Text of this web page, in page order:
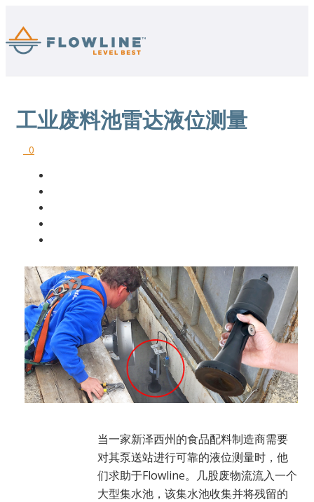
工业废料池雷达液位测量
0
当一家新泽西州的食品配料制造商需要
对其泵送站进行可靠的液位测量时，他
们求助于Flowline。几股废物流流入一个
大型集水池，该集水池收集并将残留的